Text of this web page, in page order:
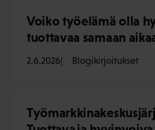
Voiko työelämä olla
tuottavaa samaan
2.6.2026 Blogikirjoitukset